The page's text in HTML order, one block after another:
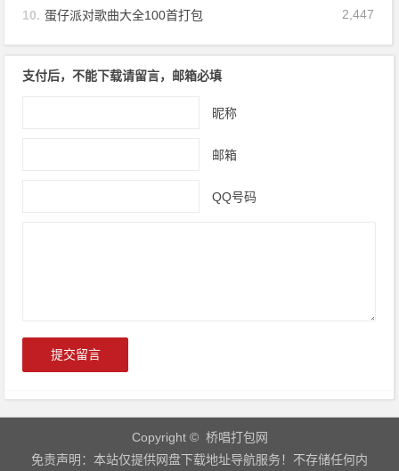
2,447
10. 蛋仔派对歌曲大全100首打包
支付后，不能下载请留言，邮箱必填
昵称
邮箱
QQ号码
Copyright © 桥唱打包网
免责声明：本站仅提供网盘下载地址导航服务！不存储任何内